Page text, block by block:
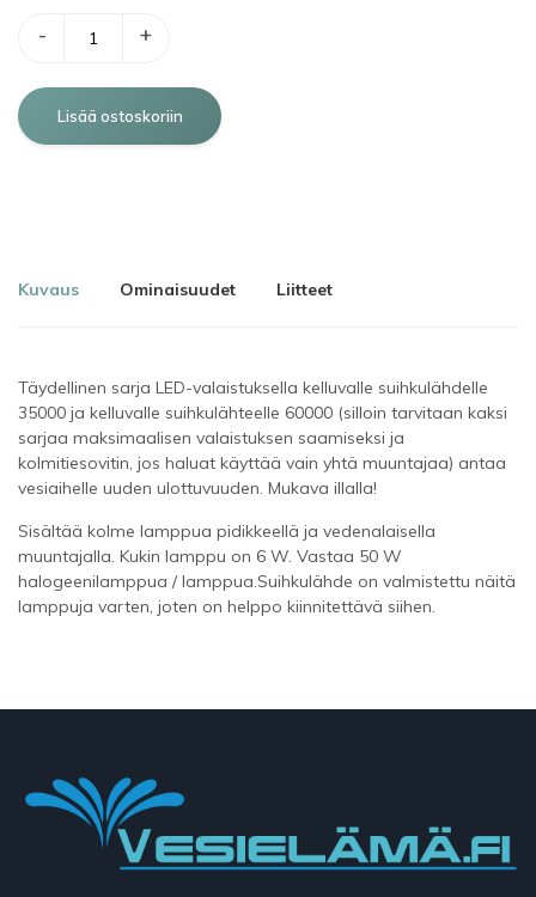
- +
Kuvaus Ominaisuudet Liitteet
Täydellinen sarja LED-valaistuksella kelluvalle suihkulähdelle
35000 ja kelluvalle suihkulähteelle 60000 (silloin tarvitaan kaksi
sarjaa maksimaalisen valaistuksen saamiseksi ja
kolmitiesovitin, jos haluat käyttää vain yhtä muuntajaa) antaa
vesiaihelle uuden ulottuvuuden. Mukava illalla!
Sisältää kolme lamppua pidikkeellä ja vedenalaisella
muuntajalla. Kukin lamppu on 6 W. Vastaa 50 W
halogeenilamppua / lamppua.Suihkulähde on valmistettu näitä
lamppuja varten, joten on helppo kiinnitettävä siihen.